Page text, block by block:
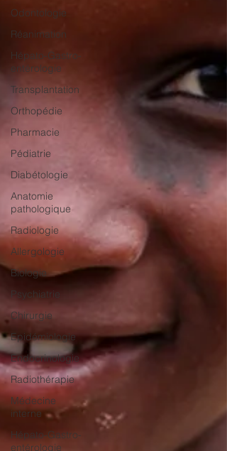
Odontologie
Réanimation
Hépato-Gastro-
entérologie
Transplantation
Orthopédie
Pharmacie
Pédiatrie
Diabétologie
Anatomie
pathologique
Radiologie
Allergologie
Biologie
Psychiatrie
Chirurgie
Epidémiologie
Endocrinologie
Radiothérapie
Médecine
interne
Hépato-Gastro-
entérologie